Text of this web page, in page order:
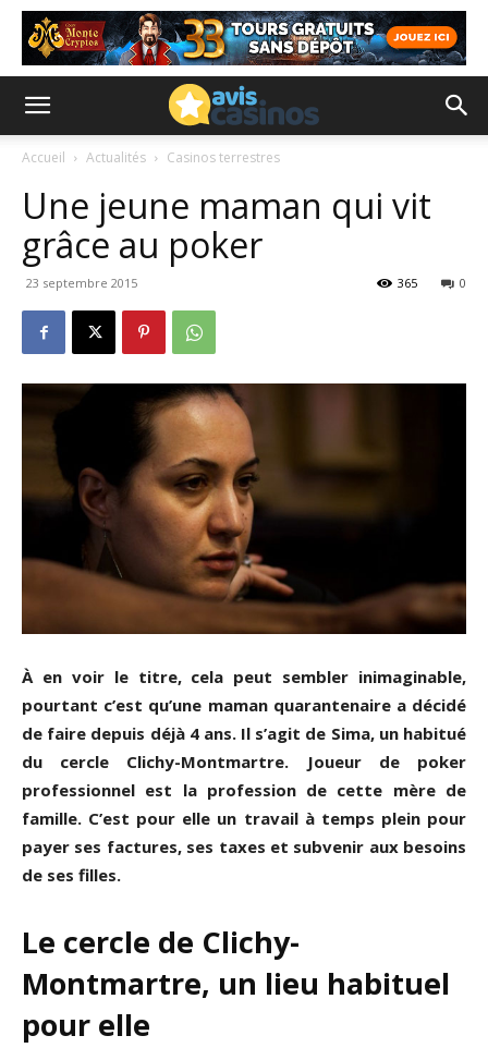
Accueil Actualités Casinos terrestres
Une jeune maman qui vit
grâce au poker
23 septembre 2015 0
365
À en voir le titre, cela peut sembler inimaginable,
pourtant c’est qu’une maman quarantenaire a décidé
de faire depuis déjà 4 ans. Il s’agit de Sima, un habitué
du cercle Clichy-Montmartre. Joueur de poker
professionnel est la profession de cette mère de
famille. C’est pour elle un travail à temps plein pour
payer ses factures, ses taxes et subvenir aux besoins
de ses filles.
Le cercle de Clichy-
Montmartre, un lieu habituel
pour elle